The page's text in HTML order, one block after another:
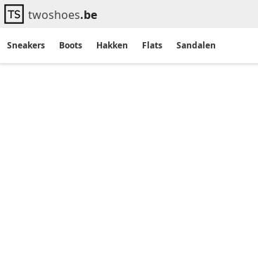
twoshoes.be
Sneakers Boots Hakken Flats Sandalen